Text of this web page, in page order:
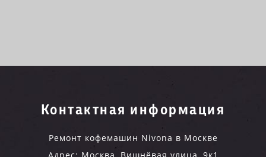
Контактная информация
Ремонт кофемашин Nivona в Москве